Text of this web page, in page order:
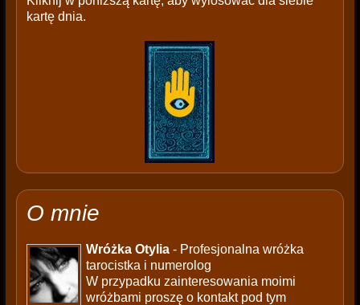
kartę dnia.
O mnie
Wróżka Otylia- Profesjonalna wróżka
tarocistka i numerolog
W przypadku zainteresowania moimi
wróżbami proszę o kontakt pod tym